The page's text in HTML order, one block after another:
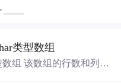
——
类型数组
数组 该数组的行数和列数